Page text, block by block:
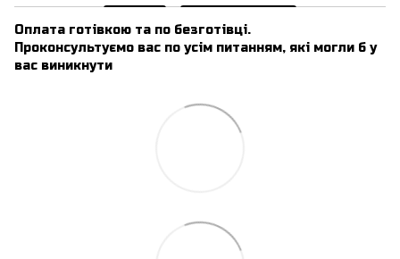
Оплата готівкою та по безготівці.
Проконсультуємо вас по усім питанням, які могли б у
вас виникнути